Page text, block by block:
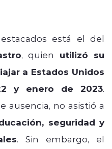
está el del
, quien
utilizó su
a Estados Unidos
y enero de 2023.
ausencia, no asistió a
seguridad y
. Sin embargo, el